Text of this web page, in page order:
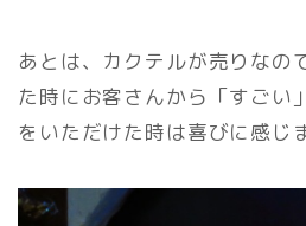
あとは、カクテルが売りなの
た時にお客さんから「すごい
をいただけた時は喜びに感じ